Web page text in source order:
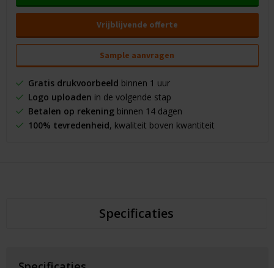
Vrijblijvende offerte
Sample aanvragen
Gratis drukvoorbeeld binnen 1 uur
Logo uploaden in de volgende stap
Betalen op rekeningbinnen 14 dagen
100% tevredenheid, kwaliteit boven kwantiteit
Specificaties